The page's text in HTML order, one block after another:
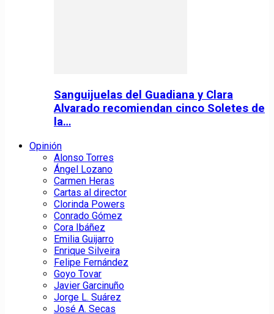
Sanguijuelas del Guadiana y Clara
Alvarado recomiendan cinco Soletes de
la…
Opinión
Alonso Torres
Ángel Lozano
Carmen Heras
Cartas al director
Clorinda Powers
Conrado Gómez
Cora Ibáñez
Emilia Guijarro
Enrique Silveira
Felipe Fernández
Goyo Tovar
Javier Garcinuño
Jorge L. Suárez
José A. Secas